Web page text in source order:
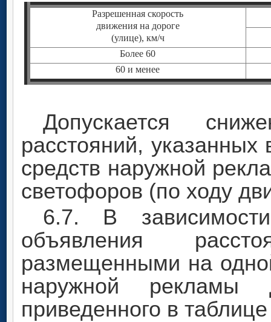
Разрешенная скорость
движения на дороге
(улице), км/ч
Более 60
60 и менее
Допускается
расстояний,
средств наружной
светофоров (по ходу
6.7. В
объявления
размещенными на
наружной
приведенного в